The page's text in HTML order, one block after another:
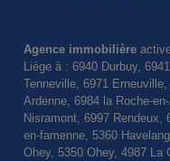
Agence immobilière
Liège à : 6940 Durbuy,
Tenneville, 6971
Ardenne, 6984 la Roche-
Nisramont, 6997 Rendeux,
en-famenne, 5360
Ohey, 5350 Ohey, 4987 La